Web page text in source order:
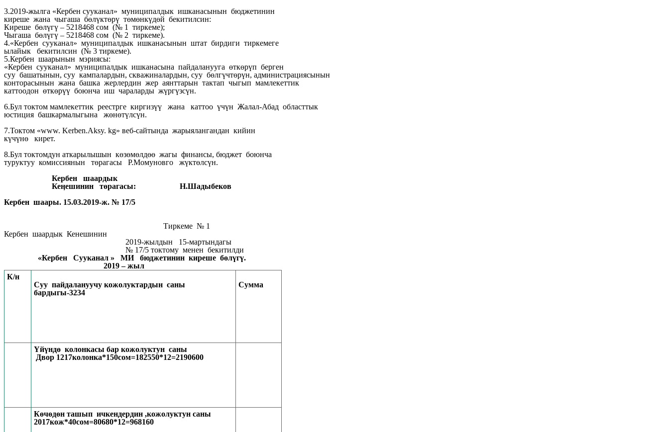
3.2019-жылга «Кербен сууканал» муниципалдык ишканасынын бюджетинин
киреше жана чыгаша бөлүктөрү төмөнкүдөй бекитилсин:
Киреше бөлүгү – 5218468 сом (№ 1 тиркеме);
Чыгаша бөлүгү – 5218468 сом (№ 2 тиркеме).
4.«Кербен сууканал» муниципалдык ишканасынын штат бирдиги тиркемеге
ылайык бекитилсин (№ 3 тиркеме).
5.Кербен шаарынын мэриясы:
«Кербен сууканал» муниципалдык ишканасына пайдаланууга өткөрүп берген
суу башатынын, суу кампалардын, скважиналардын, суу бөлгүчтөрүн, администрациясынын
конторасынын жана башка жерлердин жер аянттарын тактап чыгып мамлекеттик
каттоодон өткөрүү боюнча иш чараларды жүргүзсүн.
6.Бул токтом мамлекеттик реестрге киргизүү жана каттоо үчүн Жалал-Абад областтык
юстиция башкармалыгына жөнөтүлсүн.
7.Токтом «www. Kerben.Aksy. kg» веб-сайтында жарыялангандан кийин
күчүнө кирет.
8.Бул токтомдун аткарылышын көзөмөлдөө жагы финансы, бюджет боюнча
туруктуу комиссиянын төрагасы Р.Момуновго жүктөлсүн.
Кербен шаардык
Кеӊешинин төрагасы: Н.Шадыбеков
Кербен шаары. 15.03.2019-ж. № 17/5
Тиркеме № 1
Кербен шаардык Кенешинин
2019-жылдын 15-мартындагы
№ 17/5 токтому менен бекитилди
«Кербен Сууканал » МИ бюджетинин киреше бөлүгү.
2019 – жыл
К/н
Суу пайдалануучу кожолуктардын саны
бардыгы-3234
Сумма
Үйүндө колонкасы бар кожолуктун саны
Двор 1217колонка*150сом=182550*12=2190600
Көчөдөн ташып ичкендердин ,кожолуктун саны
2017кож*40сом=80680*12=968160